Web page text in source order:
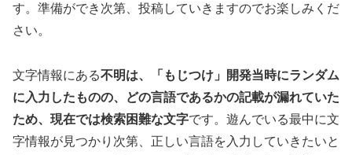
す。準備ができ次第、投稿していきますのでお楽しみくだ
さい。
文字情報にある不明は、「もじつけ」開発当時にランダム
に入力したものの、どの言語であるかの記載が漏れていた
ため、現在では検索困難な文字です。遊んでいる最中に文
字情報が見つかり次第、正しい言語を入力していきたいと